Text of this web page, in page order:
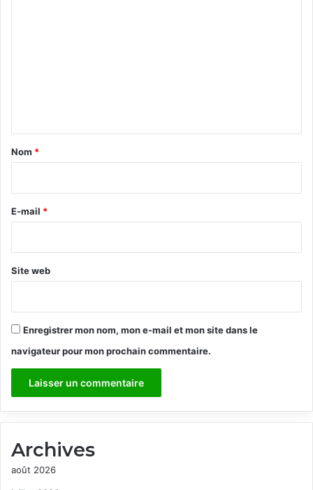
a
e
Nom *
E-mail *
Site web
Enregistrer mon nom, mon e-mail et mon site dans le
navigateur pour mon prochain commentaire.
Archives
août 2026